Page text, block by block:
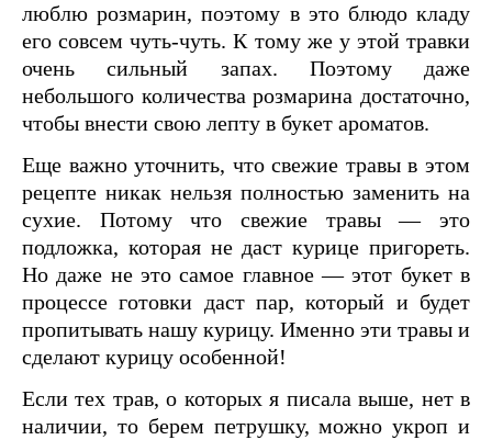
люблю розмарин, поэтому в это блюдо кладу
его совсем чуть-чуть. К тому же у этой травки
очень сильный запах. Поэтому даже
небольшого количества розмарина достаточно,
чтобы внести свою лепту в букет ароматов.
Еще важно уточнить, что свежие травы в этом
рецепте никак нельзя полностью заменить на
сухие. Потому что свежие травы — это
подложка, которая не даст курице пригореть.
Но даже не это самое главное — этот букет в
процессе готовки даст пар, который и будет
пропитывать нашу курицу. Именно эти травы и
сделают курицу особенной!
Если тех трав, о которых я писала выше, нет в
наличии, то берем петрушку, можно укроп и